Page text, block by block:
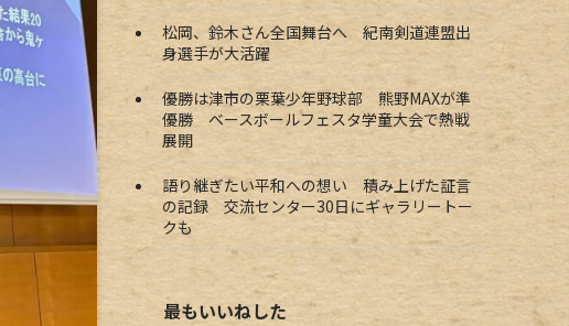
松岡、鈴木さん全国舞台へ 紀南剣道連盟出
身選手が大活躍
優勝は津市の栗葉少年野球部 熊野MAXが準
優勝 ベースボールフェスタ学童大会で熱戦
展開
語り継ぎたい平和への想い 積み上げた証言
の記録 交流センター30日にギャラリートー
クも
最もいいねした